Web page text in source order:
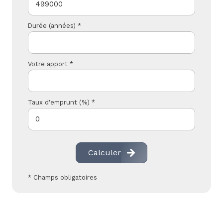
Durée (années) *
Votre apport *
Taux d'emprunt (%) *
Calculer
* Champs obligatoires